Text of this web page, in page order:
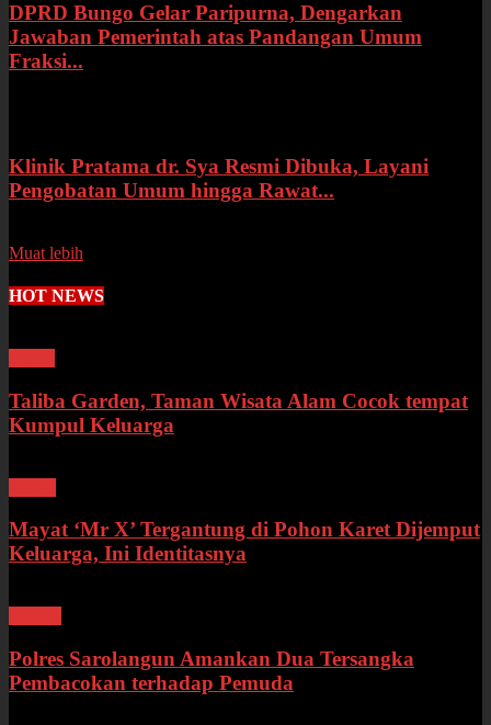
DPRD Bungo Gelar Paripurna, Dengarkan
Jawaban Pemerintah atas Pandangan Umum
Fraksi...
Klinik Pratama dr. Sya Resmi Dibuka, Layani
Pengobatan Umum hingga Rawat...
Muat lebih
HOT NEWS
Taliba Garden, Taman Wisata Alam Cocok tempat
Kumpul Keluarga
Mayat ‘Mr X’ Tergantung di Pohon Karet Dijemput
Keluarga, Ini Identitasnya
Polres Sarolangun Amankan Dua Tersangka
Pembacokan terhadap Pemuda